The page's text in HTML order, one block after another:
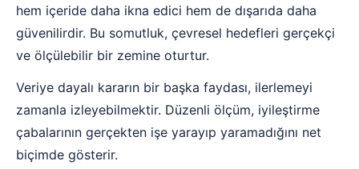
hem içeride daha ikna edici hem de dışarıda daha
güvenilirdir. Bu somutluk, çevresel hedefleri gerçekçi
ve ölçülebilir bir zemine oturtur.
Veriye dayalı kararın bir başka faydası, ilerlemeyi
zamanla izleyebilmektir. Düzenli ölçüm, iyileştirme
çabalarının gerçekten işe yarayıp yaramadığını net
biçimde gösterir.